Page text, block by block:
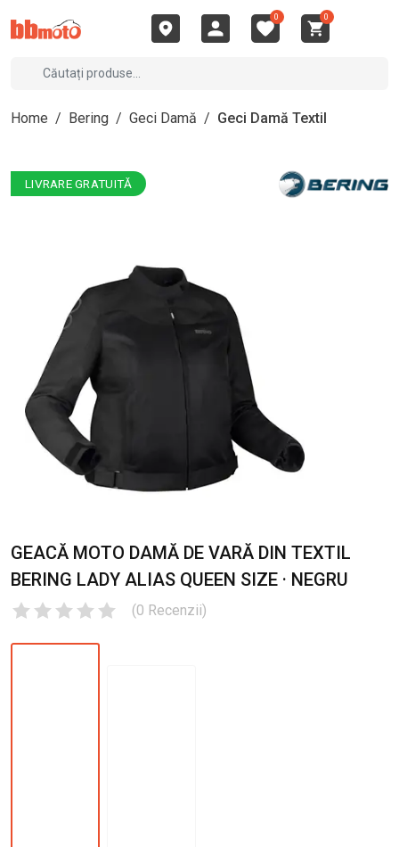
0 0
Home / Bering / Geci Damă / Geci Damă Textil
LIVRARE GRATUITĂ
GEACĂ MOTO DAMĂ DE VARĂ DIN TEXTIL
BERING LADY ALIAS QUEEN SIZE · NEGRU
(0 Recenzii)